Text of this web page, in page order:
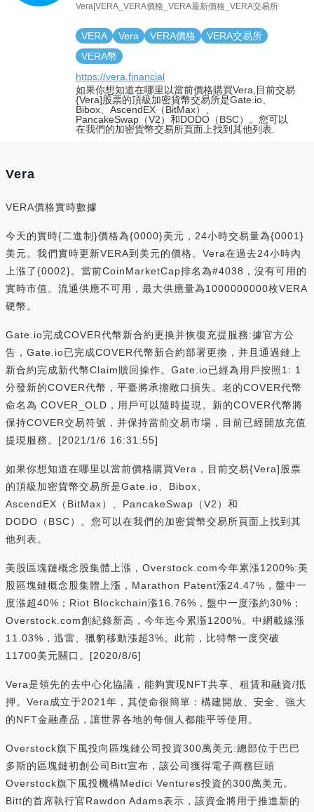
Vera|VERA_VERA價格_VERA最新價格_VERA交易所
VERA Vera VERA價格
VERA交易所
VERA幣
https://vera.financial
如果你想知道在哪里以當前價格購買Vera,目前交易
{Vera]股票的頂級加密貨幣交易所是Gate.io、
Bibox、AscendEX（BitMax）、
PancakeSwap（V2）和DODO（BSC）。您可以
在我們的加密貨幣交易所頁面上找到其他列表.
Vera
VERA價格實時數據
今天的實時{二進制}價格為{0000}美元，24小時交易量為{0001}
美元。我們實時更新VERA到美元的價格。Vera在過去24小時內
上漲了{0002}。當前CoinMarketCap排名為#4038，沒有可用的
實時市值。流通供應不可用，最大供應量為1000000000枚VERA
硬幣。
Gate.io完成COVER代幣新合約更換并恢復充提服務:據官方公
告，Gate.io已完成COVER代幣新合約部署更換，并且通過鏈上
新合約完成新代幣Claim贖回操作。Gate.io已經為用戶按照1: 1
分發新的COVER代幣，平臺將承擔敞口損失。老的COVER代幣
命名為 COVER_OLD，用戶可以隨時提現。新的COVER代幣將
保持COVER交易符號，并保持當前交易市場，目前已經開放充值
提現服務。[2021/1/6 16:31:55]
如果你想知道在哪里以當前價格購買Vera，目前交易{Vera]股票
的頂級加密貨幣交易所是Gate.io、Bibox、
AscendEX（BitMax）、PancakeSwap（V2）和
DODO（BSC）。您可以在我們的加密貨幣交易所頁面上找到其
他列表。
美股區塊鏈概念股集體上漲，Overstock.com今年累漲1200%:美
股區塊鏈概念股集體上漲，Marathon Patent漲24.47%，盤中一
度漲超40%；Riot Blockchain漲16.76%，盤中一度漲約30%；
Overstock.com創紀錄新高，今年迄今累漲1200%。中網載線漲
11.03%，迅雷、獵豹移動漲超3%。此前，比特幣一度突破
11700美元關口。[2020/8/6]
Vera是領先的去中心化協議，能夠實現NFT共享、租賃和融資/抵
押。Vera成立于2021年，其使命很簡單：構建開放、安全、強大
的NFT金融產品，讓世界各地的每個人都能平等使用。
Overstock旗下風投向區塊鏈公司投資300萬美元:總部位于巴巴
多斯的區塊鏈初創公司Bitt宣布，該公司獲得電子商務巨頭
Overstock旗下風投機構Medici Ventures投資的300萬美元。
Bitt的首席執行官Rawdon Adams表示，該資金將用于推進新的